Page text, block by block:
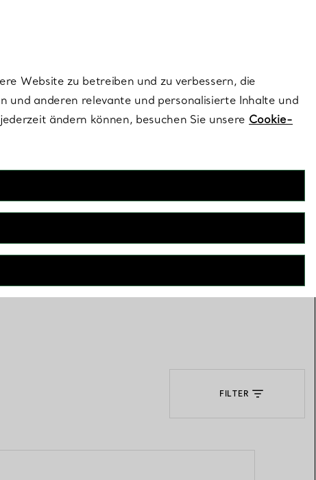
zu Tiffany & Co. kam,
und grenzenlosen
FILTER
Website zu betreiben und zu verbessern, die
und anderen relevante und personalisierte Inhalte und
ändern können, besuchen Sie unsere Cookie-